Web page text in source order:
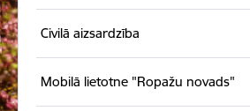
Civilā aizsardzība
Mobilā lietotne "Ropažu novads"